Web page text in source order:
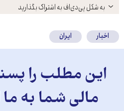
باز
کنید
به شکل پی‌دی‌اف به اشتراک بگذارید
اخبار ایران
این مطلب را
مالی شما به ما